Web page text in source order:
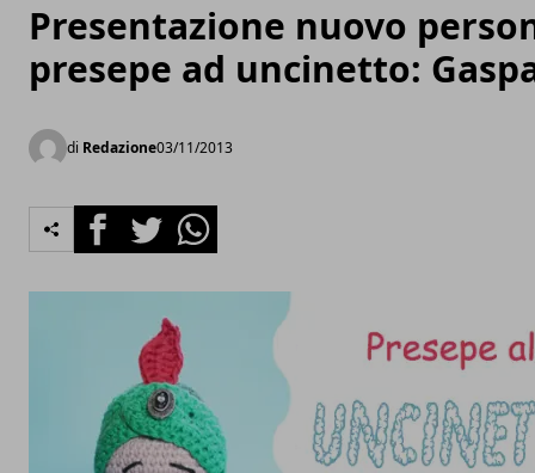
Presentazione nuovo
presepe ad uncinetto:
di Redazione03/11/2013
FacebookTwitterWhatsapp